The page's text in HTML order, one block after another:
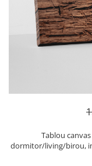
Zodia Fecioara
Zodia Gemeni
Zodia Leu
Zodia Pesti
Zodia Scorpion
Tricou personalizat
sau textul tau
Tablouri PVC
Tablouri PVC copii
Tablou
dormitor/living/birou,